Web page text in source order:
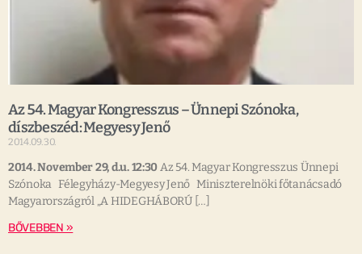
Az 54. Magyar Kongresszus – Ünnepi Szónoka,
díszbeszéd: Megyesy Jenő
2014.09.30.
2014. November 29, d.u. 12:30Az 54. Magyar Kongresszus Ünnepi
Szónoka Félegyházy-Megyesy Jenő Miniszterelnöki főtanácsadó
Magyarországról „A HIDEGHÁBORÚ […]
BŐVEBBEN »